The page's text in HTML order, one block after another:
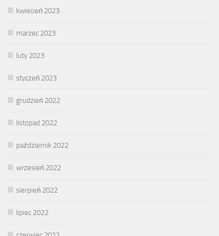
kwiecień 2023
marzec 2023
luty 2023
styczeń 2023
grudzień 2022
listopad 2022
październik 2022
wrzesień 2022
sierpień 2022
lipiec 2022